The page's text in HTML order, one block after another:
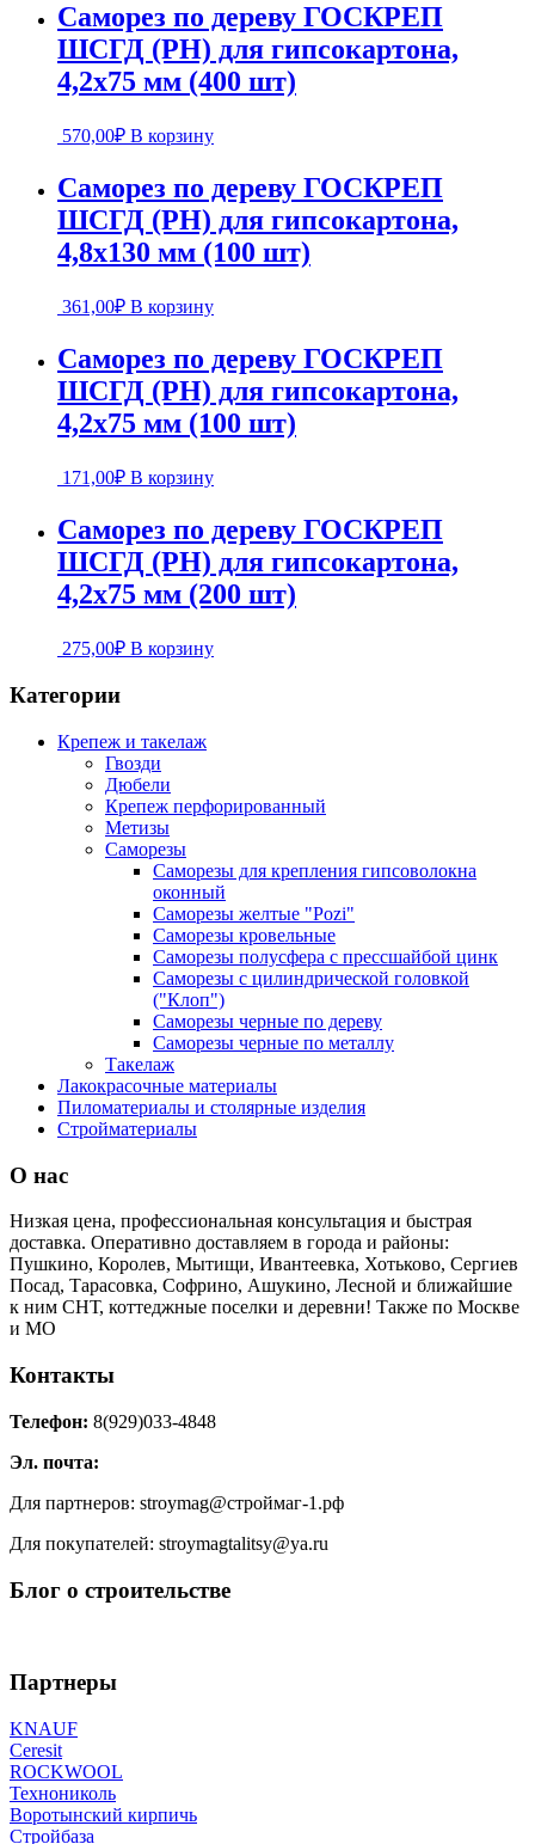
Саморез по дереву ГОСКРЕП
ШСГД (PH) для гипсокартона,
4,2х75 мм (400 шт)
570,00₽ В корзину
Саморез по дереву ГОСКРЕП
ШСГД (PH) для гипсокартона,
4,8х130 мм (100 шт)
361,00₽ В корзину
Саморез по дереву ГОСКРЕП
ШСГД (PH) для гипсокартона,
4,2х75 мм (100 шт)
171,00₽ В корзину
Саморез по дереву ГОСКРЕП
ШСГД (PH) для гипсокартона,
4,2х75 мм (200 шт)
275,00₽ В корзину
Категории
Крепеж и такелаж
Гвозди
Дюбели
Крепеж перфорированный
Метизы
Саморезы
Саморезы для крепления гипсоволокна
оконный
Саморезы желтые "Pozi"
Саморезы кровельные
Саморезы полусфера с прессшайбой цинк
Саморезы с цилиндрической головкой
("Клоп")
Саморезы черные по дереву
Саморезы черные по металлу
Такелаж
Лакокрасочные материалы
Пиломатериалы и столярные изделия
Стройматериалы
О нас
Низкая цена, профессиональная консультация и быстрая
доставка. Оперативно доставляем в города и районы:
Пушкино, Королев, Мытищи, Ивантеевка, Хотьково, Сергиев
Посад, Тарасовка, Софрино, Ашукино, Лесной и ближайшие
к ним СНТ, коттеджные поселки и деревни! Также по Москве
и МО
Контакты
Телефон: 8(929)033-4848
Эл. почта:
Для партнеров: stroymag@строймаг-1.рф
Для покупателей: stroymagtalitsy@ya.ru
Блог о строительстве
Партнеры
KNAUF
Ceresit
ROCKWOOL
Технониколь
Воротынский кирпичь
Стройбаза